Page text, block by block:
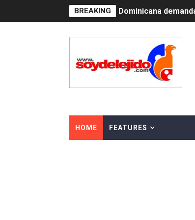
BREAKING Dominicana
Un derrumbe en el
Condenan a dos
HOME FEATURES